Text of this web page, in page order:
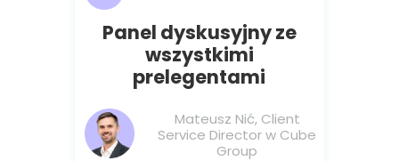
Panel dyskusyjny ze
wszystkimi
prelegentami
Mateusz Nić, Client
Service Director w Cube
Group